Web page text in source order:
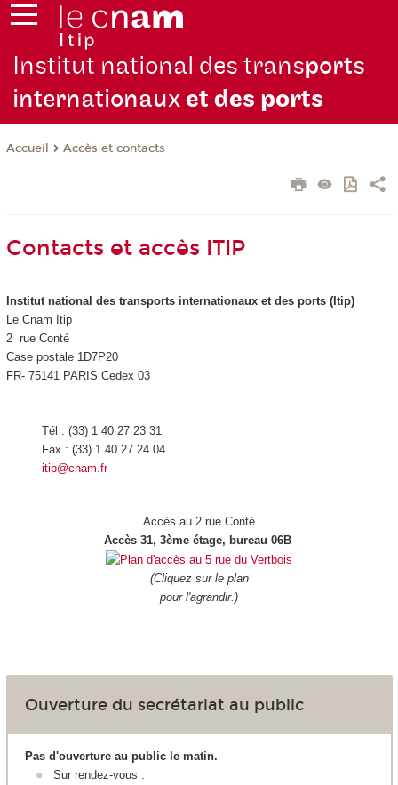
Institut national des transports
internationauxet des ports
Accueil Accès et contacts
Contacts et accès ITIP
Institut national des transports internationaux et des ports (Itip)
Le Cnam Itip
2 rue Conté
Case postale 1D7P20
FR- 75141 PARIS Cedex 03
Tél : (33) 1 40 27 23 31
Fax : (33) 1 40 27 24 04
itip@cnam.fr
Accès au 2 rue Conté
Accès 31, 3ème étage, bureau 06B
(Cliquez sur le plan
pour l'agrandir.)
Ouverture du secrétariat au public
Pas d'ouverture au public le matin.
Sur rendez-vous :